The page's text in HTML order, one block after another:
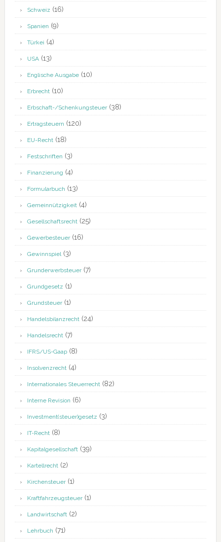
Schweiz (16)
Spanien (9)
Türkei (4)
USA(13)
Englische Ausgabe(10)
Erbrecht(10)
Erbschaft-/Schenkungsteuer(38)
Ertragsteuern (120)
EU-Recht(18)
Festschriften (3)
Finanzierung (4)
Formularbuch (13)
Gemeinnützigkeit(4)
Gesellschaftsrecht(25)
Gewerbesteuer(16)
Gewinnspiel(3)
Grunderwerbsteuer(7)
Grundgesetz (1)
Grundsteuer(1)
Handelsbilanzrecht(24)
Handelsrecht(7)
IFRS/US-Gaap(8)
Insolvenzrecht(4)
Internationales Steuerrecht(82)
Interne Revision (6)
Investment(steuer)gesetz (3)
IT-Recht(8)
Kapitalgesellschaft(39)
Kartellrecht(2)
Kirchensteuer(1)
Kraftfahrzeugsteuer(1)
Landwirtschaft(2)
Lehrbuch (71)